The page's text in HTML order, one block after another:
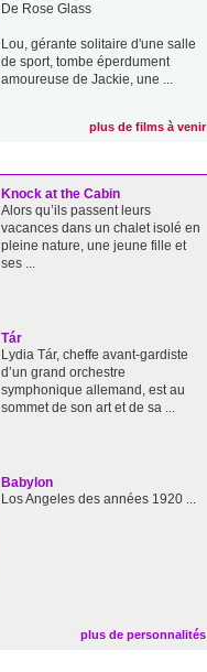
De Rose Glass
Lou, gérante solitaire d'une salle
de sport, tombe éperdument
amoureuse de Jackie, une ...
plus de films à venir
Knock at the Cabin
Alors qu’ils passent leurs
vacances dans un chalet isolé en
pleine nature, une jeune fille et
ses ...
Tár
Lydia Tár, cheffe avant-gardiste
d’un grand orchestre
symphonique allemand, est au
sommet de son art et de sa ...
Babylon
Los Angeles des années 1920 ...
plus de personnalités